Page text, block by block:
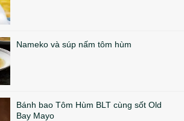
Nameko và súp nấm tôm hùm
Bánh bao Tôm Hùm BLT cùng sốt Old
Bay Mayo